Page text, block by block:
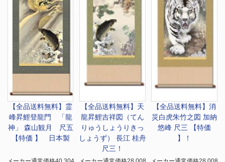
【全品送料無料】 霊
峰昇鯉登龍門 「龍
神」 森山観月 尺五
【特価 】 日本製
【全品送料無料】 天
龍昇鯉吉祥図（てん
りゅうしょうりきっ
しょうず） 長江 桂舟
尺三！
【全品送料無料】消
災白虎朱竹之図 加納
悠峰 尺三 【特価
】！